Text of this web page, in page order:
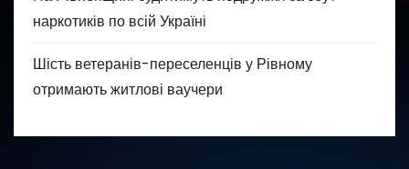
наркотиків по всій Україні
Шість ветеранів-переселенців у Рівному
отримають житлові ваучери